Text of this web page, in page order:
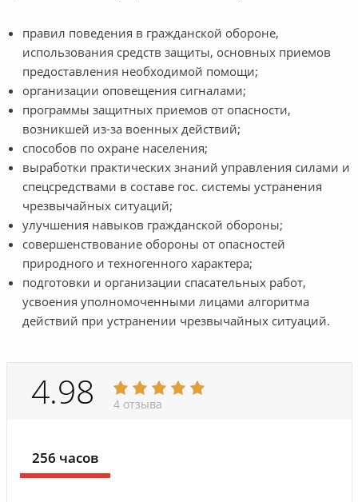
правил поведения в гражданской обороне,
использования средств защиты, основных приемов
предоставления необходимой помощи;
организации оповещения сигналами;
программы защитных приемов от опасности,
возникшей из-за военных действий;
способов по охране населения;
выработки практических знаний управления силами и
спецсредствами в составе гос. системы устранения
чрезвычайных ситуаций;
улучшения навыков гражданской обороны;
совершенствование обороны от опасностей
природного и техногенного характера;
подготовки и организации спасательных работ,
усвоения уполномоченными лицами алгоритма
действий при устранении чрезвычайных ситуаций.
4.98 4 отзыва
256 часов